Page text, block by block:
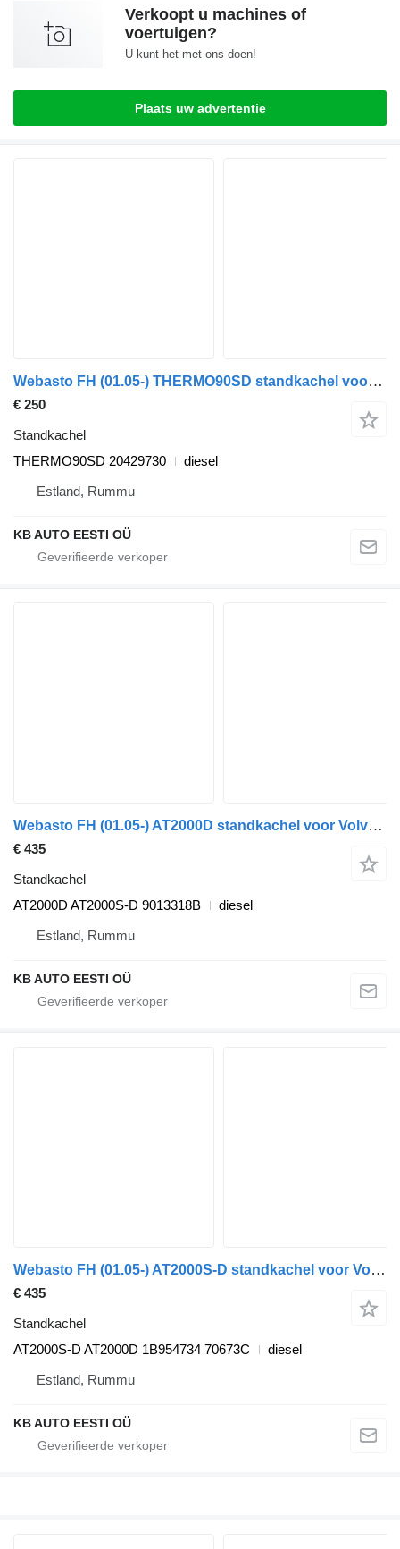
Verkoopt u machines of
voertuigen?
U kunt het met ons doen!
Plaats uw advertentie
Webasto FH (01.05-) THERMO90SD standkachel voor Volvo FH12, FH16, NH12, FH, VNL780 (1993-2014) vrachtwagen
€ 250
Standkachel
THERMO90SD 20429730
diesel
Estland, Rummu
KB AUTO EESTI OÜ
Webasto FH (01.05-) AT2000D standkachel voor Volvo FH12, FH16, NH12, FH, VNL780 (1993-2014) vrachtwagen
€ 435
Standkachel
AT2000D AT2000S-D 9013318B
diesel
Estland, Rummu
KB AUTO EESTI OÜ
Webasto FH (01.05-) AT2000S-D standkachel voor Volvo FH12, FH16, NH12, FH, VNL780 (1993-2014) vrachtwagen
€ 435
Standkachel
AT2000S-D AT2000D 1B954734 70673C
diesel
Estland, Rummu
KB AUTO EESTI OÜ